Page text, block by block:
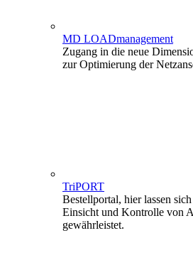
MD LOADmanagement
Zugang in die neue
zur Optimierung der
TriPORT
Bestellportal, hier lassen
Einsicht und Kontrolle von
gewährleistet.